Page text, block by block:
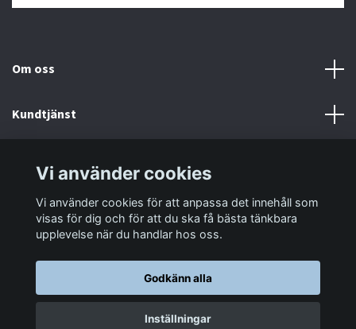
Om oss
Kundtjänst
Sociala medier
© 2026 LastaTungt.se
Vi använder cookies
Vi använder cookies för att anpassa det innehåll som
visas för dig och för att du ska få bästa tänkbara
upplevelse när du handlar hos oss.
Godkänn alla
Inställningar